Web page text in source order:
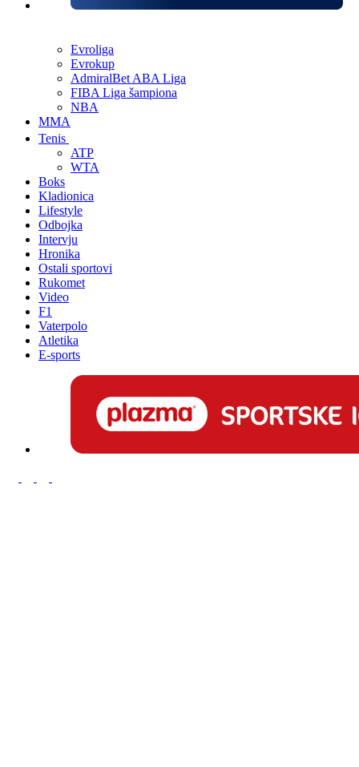
Evroliga
Evrokup
AdmiralBet ABA Liga
FIBA Liga šampiona
NBA
MMA
Tenis
ATP
WTA
Boks
Kladionica
Lifestyle
Odbojka
Intervju
Hronika
Ostali sportovi
Rukomet
Video
F1
Vaterpolo
Atletika
E-sports